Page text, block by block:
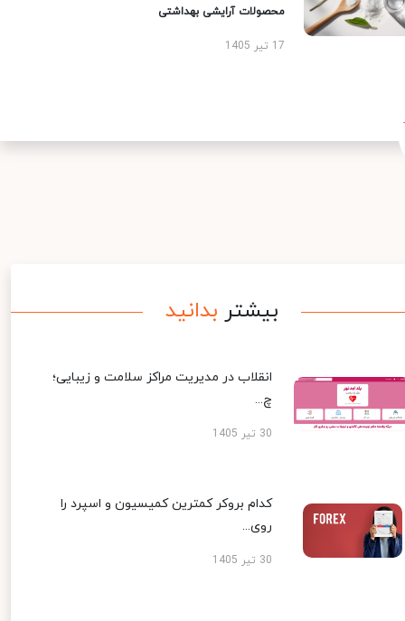
محصولات آرایشی بهداشتی
17 تیر 1405
بیشتر بدانید
انقلاب در مدیریت مراکز سلامت و زیبایی؛
چ...
30 تیر 1405
کدام بروکر کمترین کمیسیون و اسپرد را
روی...
30 تیر 1405